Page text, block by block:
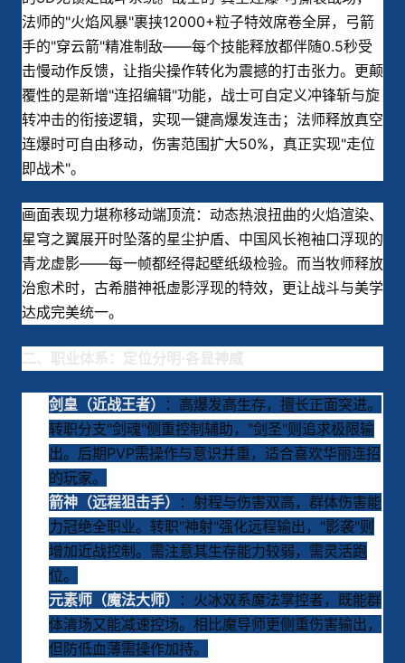
法师的"火焰风暴"裹挟12000+粒子特效席卷全屏，弓箭
手的"穿云箭"精准制敌——每个技能释放都伴随0.5秒受
击慢动作反馈，让指尖操作转化为震撼的打击张力。更颠
覆性的是新增"连招编辑"功能，战士可自定义冲锋斩与旋
转冲击的衔接逻辑，实现一键高爆发连击；法师释放真空
连爆时可自由移动，伤害范围扩大50%，真正实现"走位
即战术"。
画面表现力堪称移动端顶流：动态热浪扭曲的火焰渲染、
星穹之翼展开时坠落的星尘护盾、中国风长袍袖口浮现的
青龙虚影——每一帧都经得起壁纸级检验。而当牧师释放
治愈术时，古希腊神祇虚影浮现的特效，更让战斗与美学
达成完美统一。
剑皇（近战王者）
：高爆发高生存，擅长正面突进。
转职分支"剑魂"侧重控制辅助，"剑圣"则追求极限输
出。后期PVP需操作与意识并重，适合喜欢华丽连招
的玩家。
箭神（远程狙击手）
：射程与伤害双高，群体伤害能
力冠绝全职业。转职"神射"强化远程输出，"影袭"则
增加近战控制。需注意其生存能力较弱，需灵活跑
位。
元素师（魔法大师）
：火冰双系魔法掌控者，既能群
体清场又能减速控场。相比魔导师更侧重伤害输出，
但防低血薄需操作加持。